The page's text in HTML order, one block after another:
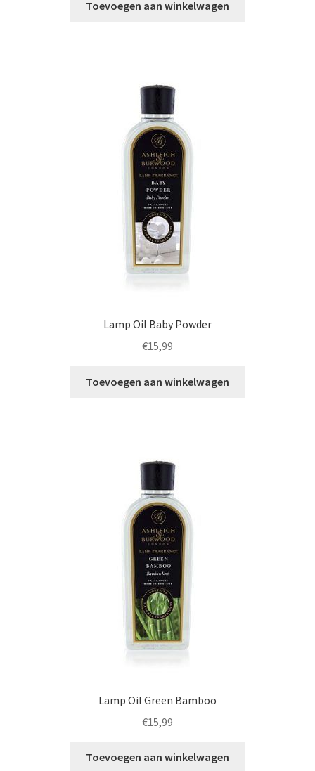
Toevoegen aan winkelwagen
Lamp Oil Baby Powder
€15,99
Toevoegen aan winkelwagen
Lamp Oil Green Bamboo
€15,99
Toevoegen aan winkelwagen